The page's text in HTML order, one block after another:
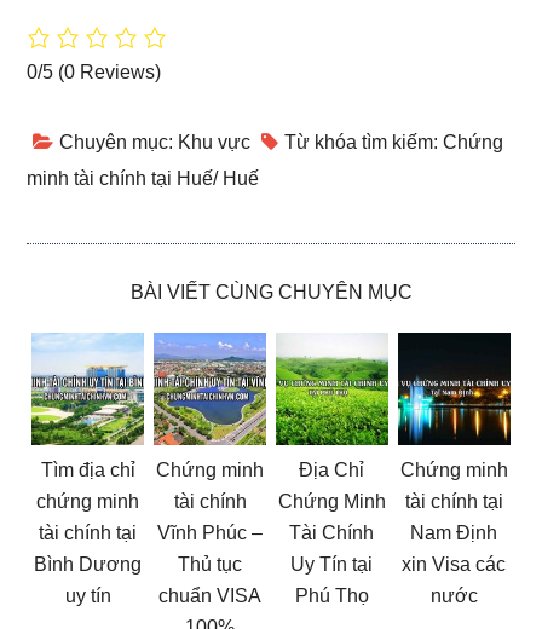
0/5 (0 Reviews)
Chuyên mục: Khu vực Từ khóa tìm kiếm:Chứng
minh tài chính tại Huế/ Huế
BÀI VIẾT CÙNG CHUYÊN MỤC
Tìm địa chỉ
chứng minh
tài chính tại
Bình Dương
uy tín
Chứng minh
tài chính
Vĩnh Phúc –
Thủ tục
chuẩn VISA
Địa Chỉ
Chứng Minh
Tài Chính
Uy Tín tại
Phú Thọ
Chứng minh
tài chính tại
Nam Định
xin Visa các
nước